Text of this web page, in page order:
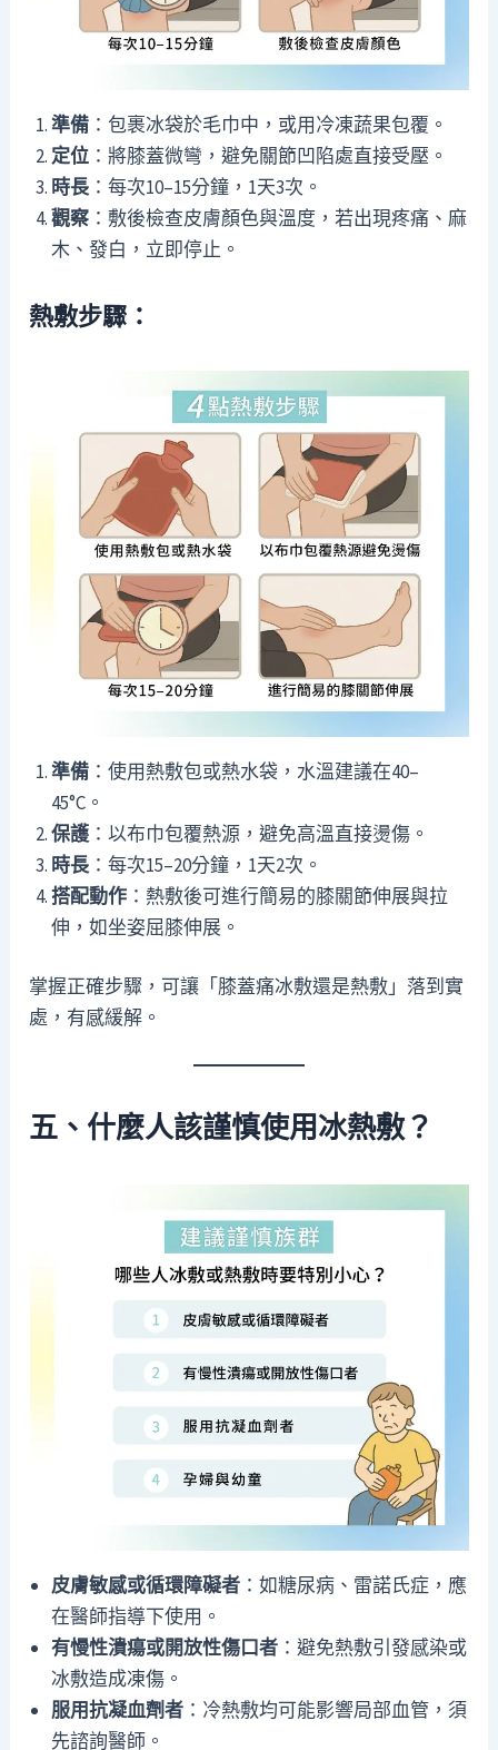
準備 ：包裹冰袋於毛巾中，或用冷凍蔬果包覆。
定位 ：將膝蓋微彎，避免關節凹陷處直接受壓。
時長 ：每次10–15分鐘，1天3次。
觀察 ：敷後檢查皮膚顏色與溫度，若出現疼痛、麻
木、發白，立即停止。
熱敷步驟：
準備 ：使用熱敷包或熱水袋，水溫建議在40–
45°C。
保護 ：以布巾包覆熱源，避免高溫直接燙傷。
時長 ：每次15–20分鐘，1天2次。
搭配動作 ：熱敷後可進行簡易的膝關節伸展與拉
伸，如坐姿屈膝伸展。
掌握正確步驟，可讓「膝蓋痛冰敷還是熱敷」落到實
處，有感緩解。
五、什麼人該謹慎使用冰熱敷？
皮膚敏感或循環障礙者 ：如糖尿病、雷諾氏症，應
在醫師指導下使用。
有慢性潰瘍或開放性傷口者 ：避免熱敷引發感染或
冰敷造成凍傷。
服用抗凝血劑者 ：冷熱敷均可能影響局部血管，須
先諮詢醫師。